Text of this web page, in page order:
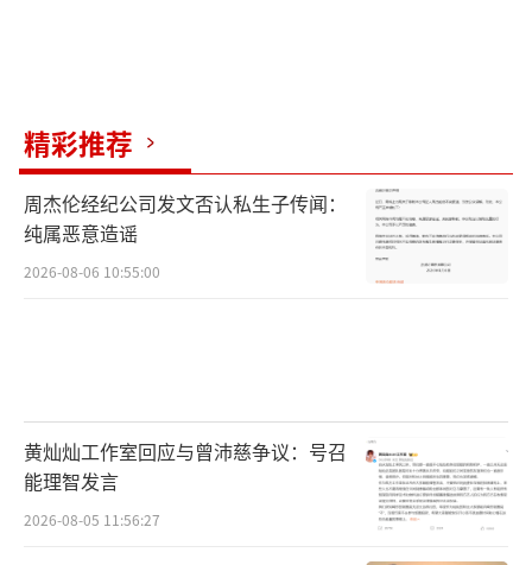
精彩推荐
周杰伦经纪公司发文否认私生子传闻：
纯属恶意造谣
2026-08-06 10:55:00
黄灿灿工作室回应与曾沛慈争议：号召
能理智发言
2026-08-05 11:56:27